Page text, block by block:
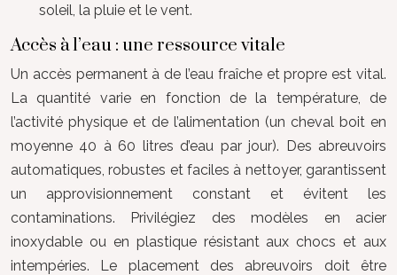
soleil, la pluie et le vent.
Accès à l’eau : une ressource vitale
Un accès permanent à de l’eau fraîche et propre est vital.
La quantité varie en fonction de la température, de
l’activité physique et de l’alimentation (un cheval boit en
moyenne 40 à 60 litres d’eau par jour). Des abreuvoirs
automatiques, robustes et faciles à nettoyer, garantissent
un approvisionnement constant et évitent les
contaminations. Privilégiez des modèles en acier
inoxydable ou en plastique résistant aux chocs et aux
intempéries. Le placement des abreuvoirs doit être